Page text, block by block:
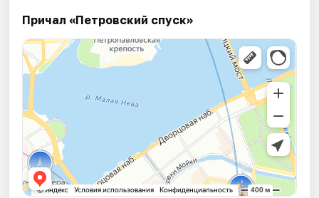
Причал «Петровский спуск»